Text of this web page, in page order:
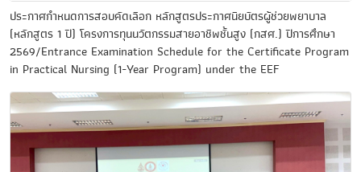
ประกาศกำหนดการสอบคัดเลือก หลักสูตรประกาศนียบัตรผู้ช่วยพยาบาล
(หลักสูตร 1 ปี) โครงการทุนนวัตกรรมสายอาชีพชั้นสูง (กสศ.) ปีการศึกษา
2569/Entrance Examination Schedule for the Certificate Program
in Practical Nursing (1-Year Program) under the EEF